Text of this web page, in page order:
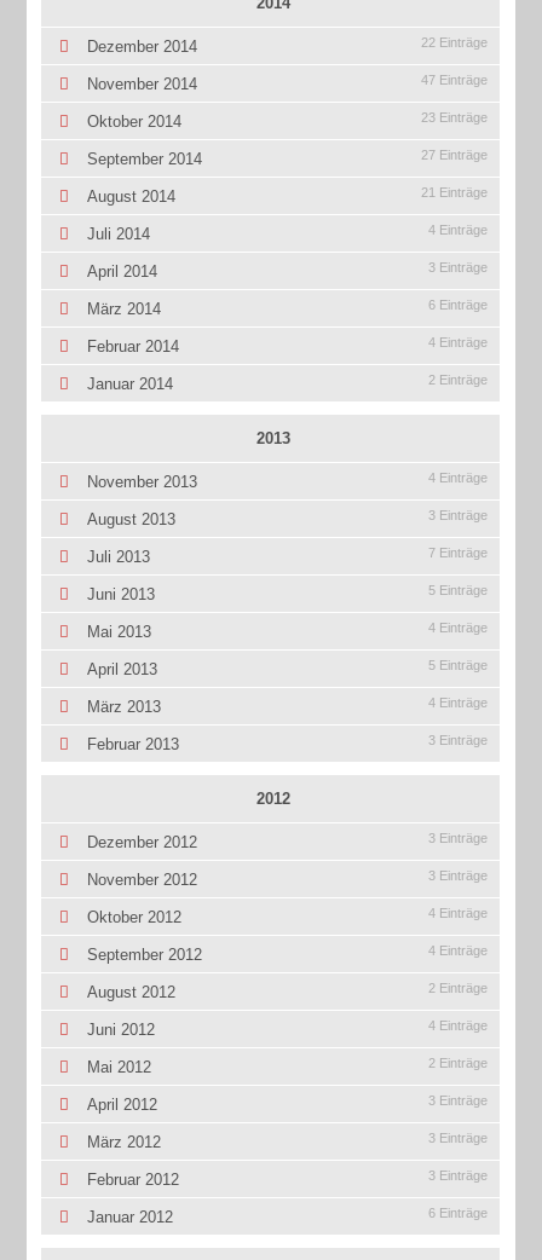
Dezember 2014 22 Einträge
November 2014 47 Einträge
Oktober 2014 23 Einträge
September 2014 27 Einträge
August 2014 21 Einträge
Juli 2014 4 Einträge
April 2014 3 Einträge
März 2014 6 Einträge
Februar 2014 4 Einträge
Januar 2014 2 Einträge
2013
November 2013 4 Einträge
August 2013 3 Einträge
Juli 2013 7 Einträge
Juni 2013 5 Einträge
Mai 2013 4 Einträge
April 2013 5 Einträge
März 2013 4 Einträge
Februar 2013 3 Einträge
2012
Dezember 2012 3 Einträge
November 2012 3 Einträge
Oktober 2012 4 Einträge
September 2012 4 Einträge
August 2012 2 Einträge
Juni 2012 4 Einträge
Mai 2012 2 Einträge
April 2012 3 Einträge
März 2012 3 Einträge
Februar 2012 3 Einträge
Januar 2012 6 Einträge